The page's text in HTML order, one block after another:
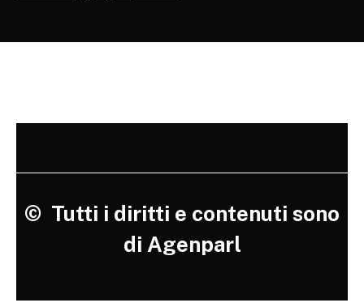
© Tutti i diritti e contenuti sono
di Agenparl